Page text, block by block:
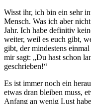
Wisst ihr, ich bin ein sehr
Mensch. Was ich aber
Jahr. Ich habe definitiv
weiter, weil es euch gibt,
gibt, der mindestens
mir sagt: „Du hast schon
geschrieben!“
Es ist immer noch ein
etwas dran bleiben muss,
Anfang an wenig Lust